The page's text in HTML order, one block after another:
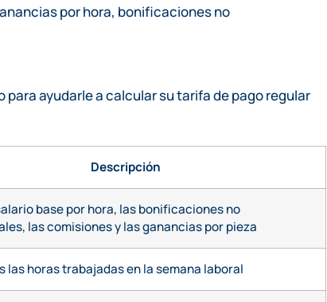
por hora, bonificaciones no
ayudarle a calcular su tarifa de pago regular
Descripción
base por hora, las bonificaciones no
las comisiones y las ganancias por pieza
las horas trabajadas en la semana laboral